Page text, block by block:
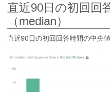
直近90日の初回回
（median）
直近90日の初回回答時間の中央